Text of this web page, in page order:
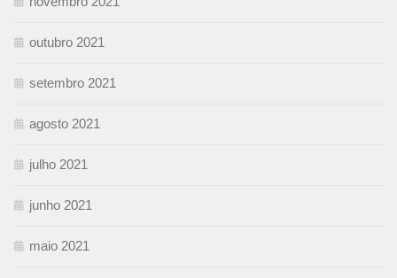
outubro 2021
setembro 2021
agosto 2021
julho 2021
junho 2021
maio 2021